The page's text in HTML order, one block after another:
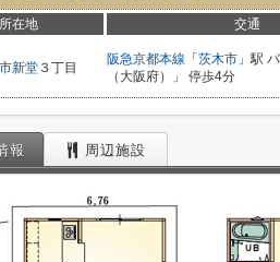
所在地 交通
新堂 ３丁目
阪急京都本線 「 茨木市 」駅
（大阪府）」 停歩4分
報 周辺施設